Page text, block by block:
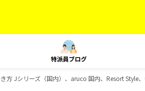
特派員ブログ
方 Jシリーズ（国内）、aruco 国内、Resort Style